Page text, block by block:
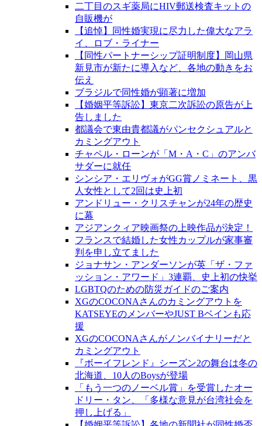
二丁目のスギ薬局にHIV郵送検査キットの
自販機が
【追悼】同性婚実現に尽力した偉大なアラ
イ、ロブ・ライナー
【同性パートナーシップ証明制度】岡山県
新見市が新たに導入など、各地の動きをお
伝え
ブラジルで同性婚が顕著に増加
【婚姻平等訴訟】東京二次訴訟の原告が上
告しました
都議会で東由貴都議がパンセクシュアルと
カミングアウト
チャペル・ローンが「M・A・C」のアンバ
サダーに就任
シンシア・エリヴォがGG賞ノミネート、黒
人女性として2回は史上初
アンドリュー・クリスチャンが24年の歴史
に幕
アジアンクィア映画祭の上映作品が決定！
フランスで結婚した女性カップルが家事審
判を申し立てました
ジョナサン・アンダーソンが英「ザ・ファ
ッション・アワード」3連覇、史上初の快挙
LGBTQのための防災ガイドのご案内
XGのCOCONAさんのカミングアウトを
KATSEYEのメンバーやJUST Bベインも応
援
XGのCOCONAさんがノンバイナリーだと
カミングアウト
『ボーイフレンド』シーズン2の舞台は冬の
北海道、10人のBoysが登場
「もう一つのノーベル賞」を受賞したオー
ドリー・タン、「多様な意見が台湾社会を
押し上げる」